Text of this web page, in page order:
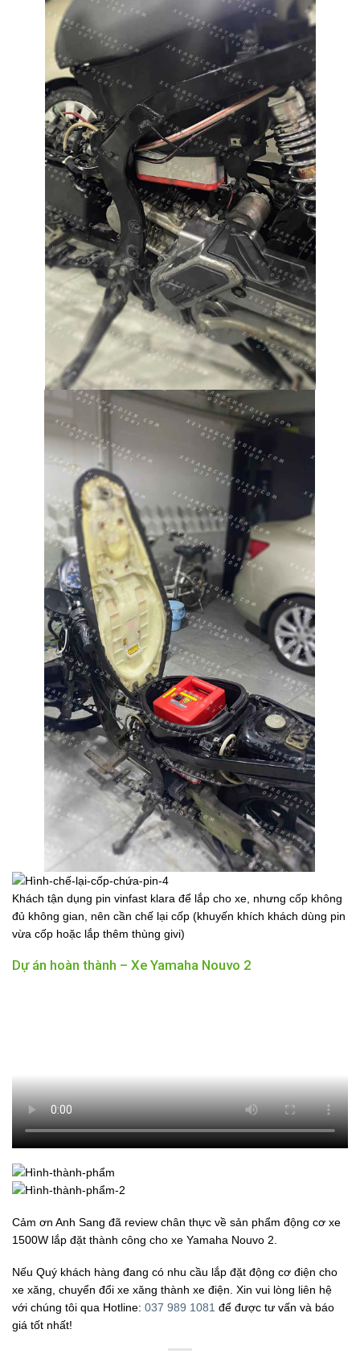
Khách tận dụng pin vinfast klara để lắp cho xe, nhưng cốp không
đủ không gian, nên cần chế lại cốp (khuyến khích khách dùng pin
vừa cốp hoặc lắp thêm thùng givi)
Dự án hoàn thành – Xe Yamaha Nouvo 2
Cảm ơn Anh Sang đã review chân thực về sản phẩm động cơ xe
1500W lắp đặt thành công cho xe Yamaha Nouvo 2.
Nếu Quý khách hàng đang có nhu cầu lắp đặt động cơ điện cho
xe xăng, chuyển đổi xe xăng thành xe điện. Xin vui lòng liên hệ
với chúng tôi qua Hotline: 037 989 1081 để được tư vấn và báo
giá tốt nhất!